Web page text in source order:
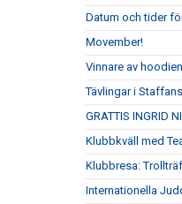
Datum och tider
Movember!
Vinnare av
Tävlingar i
GRATTIS INGRID
Klubbkväll med
Klubbresa:
Internationella